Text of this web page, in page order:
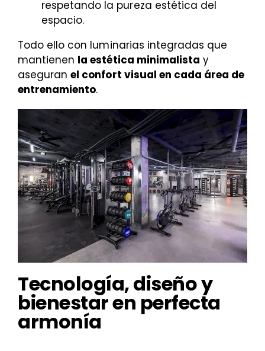
respetando la pureza estética del
espacio.
Todo ello con luminarias integradas que
mantienen la estética minimalista y
aseguranel confort visual en cada área de
entrenamiento.
Tecnología, diseño y
bienestar en perfecta
armonía